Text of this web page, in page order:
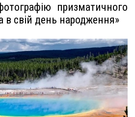
призматичного
в свій день народження»